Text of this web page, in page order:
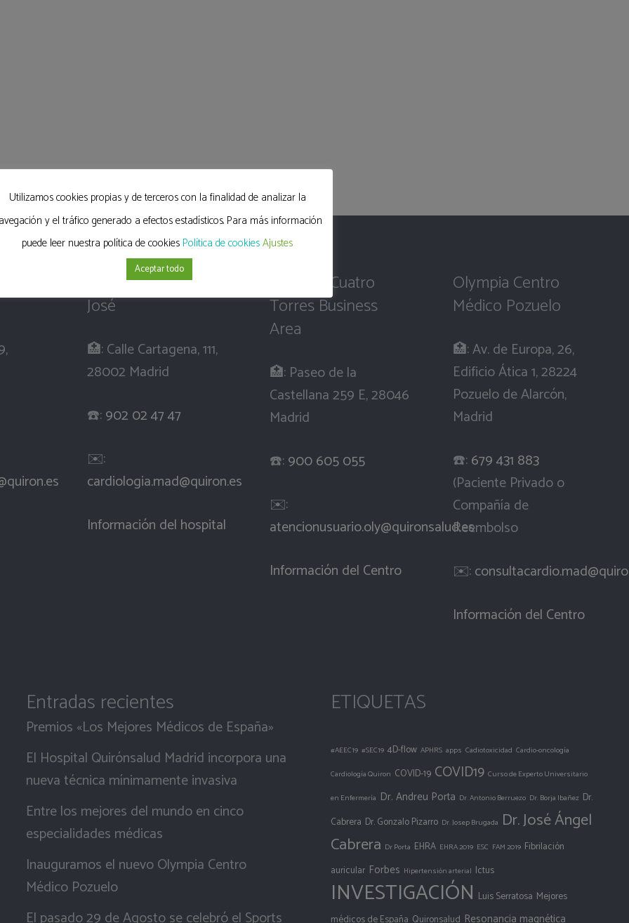
Hospital Quirón San
José
🏥: Calle Cartagena, 111,
28002 Madrid
☎️:902 02 47 47
✉️:
cardiologia.mad@quiron.es
Información del hospital
Olympia Cuatro
Torres Business
Area
🏥: Paseo de la
Castellana 259 E, 28046
Madrid
☎️:900 605 055
✉️:
atencionusuario.oly@quironsalud.es
Información del Centro
Olympia Centro
Médico Pozuelo
🏥: Av. de Europa, 26,
Edificio Ática 1, 28224
Pozuelo de Alarcón,
Madrid
☎️:679 431 883
(Paciente Privado o
Compañía de
Reembolso
✉️:
Información del Centro
Entradas recientes
Premios «Los Mejores Médicos de España»
El Hospital Quirónsalud Madrid incorpora una
nueva técnica mínimamente invasiva
Entre los mejores del mundo en cinco
especialidades médicas
Inauguramos el nuevo Olympia Centro
Médico Pozuelo
ETIQUETAS
#AEEC19 #SEC19 4D-flow APHRS apps Cadiotoxicidad Cardio-oncología
Cardiología Quiron COVID-19 COVID19 Curso de Experto Universitario
en Enfermería Dr. Andreu Porta Dr. Antonio Berruezo Dr. Borja Ibañez Dr.
Cabrera Dr. Gonzalo Pizarro Dr. Josep Brugada Dr. José Ángel
Cabrera Dr Porta EHRA EHRA 2019 ESC FAM 2019 Fibrilación
auricular Forbes Hipertensión arterial Ictus
INVESTIGACIÓN Luis Serratosa Mejores
médicos de España Quironsalud Resonancia magnética
Utilizamos cookies propias y de terceros con la finalidad de analizar la
y el tráfico generado a efectos estadísticos. Para más información
puede leer nuestra política de cookies Política de cookiesAjustes
Aceptar todo